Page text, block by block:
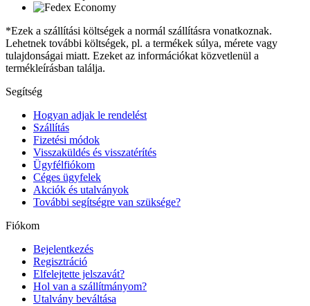
*Ezek a szállítási költségek a normál szállításra vonatkoznak.
Lehetnek további költségek, pl. a termékek súlya, mérete vagy
tulajdonságai miatt. Ezeket az információkat közvetlenül a
termékleírásban találja.
Segítség
Hogyan adjak le rendelést
Szállítás
Fizetési módok
Visszaküldés és visszatérítés
Ügyfélfiókom
Céges ügyfelek
Akciók és utalványok
További segítségre van szüksége?
Fiókom
Bejelentkezés
Regisztráció
Elfelejtette jelszavát?
Hol van a szállítmányom?
Utalvány beváltása